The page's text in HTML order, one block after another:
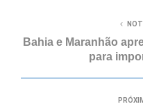
Bahia e Maranhão
para